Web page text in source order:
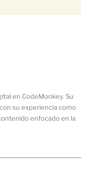
en CodeMonkey. Su
su experiencia como
enfocado en la